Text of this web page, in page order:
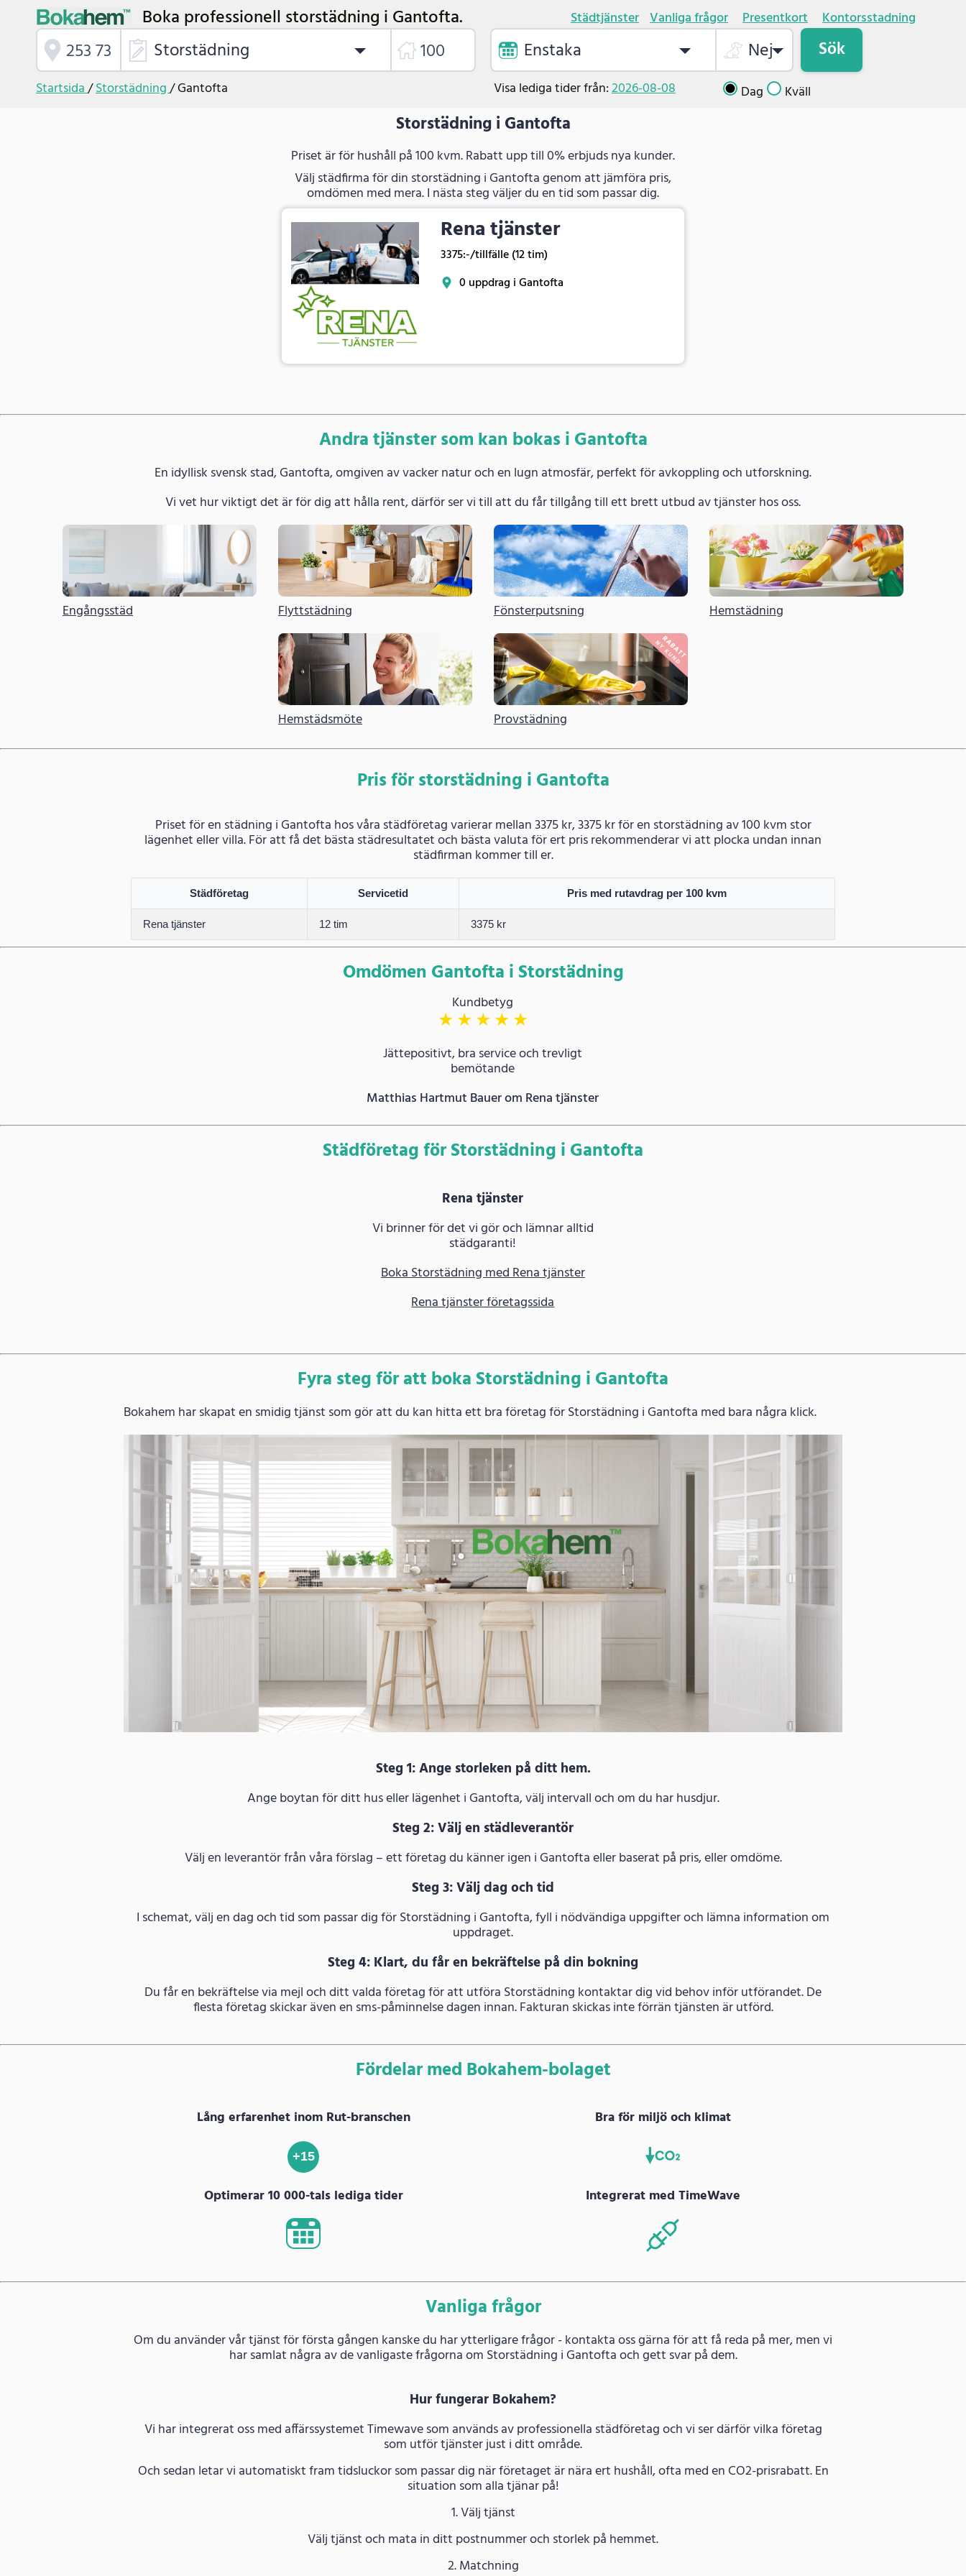
Boka professionell storstädning i Gantofta. Städtjänster Vanliga frågor Presentkort Kontorsstadning
Storstädning Enstaka Nej Sök
Startsida/Storstädning/Gantofta Visa lediga tider från:2026-08-08 Dag Kväll
Storstädning i Gantofta
Priset är för hushåll på 100 kvm. Rabatt upp till 0% erbjuds nya kunder.
Välj städfirma för din storstädning i Gantofta genom att jämföra pris,
omdömen med mera. I nästa steg väljer du en tid som passar dig.
Rena tjänster
3375:-/tillfälle (12 tim)
0 uppdrag i Gantofta
Andra tjänster som kan bokas i Gantofta
En idyllisk svensk stad, Gantofta, omgiven av vacker natur och en lugn atmosfär, perfekt för avkoppling och utforskning.
Vi vet hur viktigt det är för dig att hålla rent, därför ser vi till att du får tillgång till ett brett utbud av tjänster hos oss.
Engångsstäd Flyttstädning Fönsterputsning Hemstädning
Hemstädsmöte Provstädning
Pris för storstädning i Gantofta
Priset för en städning i Gantofta hos våra städföretag varierar mellan 3375 kr, 3375 kr för en storstädning av 100 kvm stor
lägenhet eller villa. För att få det bästa städresultatet och bästa valuta för ert pris rekommenderar vi att plocka undan innan
städfirman kommer till er.
Städföretag Servicetid Pris med rutavdrag per 100 kvm
Rena tjänster 12 tim 3375 kr
Omdömen Gantofta i Storstädning
Kundbetyg
★★★★★
Jättepositivt, bra service och trevligt
bemötande
Matthias Hartmut Bauer om Rena tjänster
Städföretag för Storstädning i Gantofta
Rena tjänster
Vi brinner för det vi gör och lämnar alltid
städgaranti!
Boka Storstädning med Rena tjänster
Rena tjänster företagssida
Fyra steg för att boka Storstädning i Gantofta
Bokahem har skapat en smidig tjänst som gör att du kan hitta ett bra företag för Storstädning i Gantofta med bara några klick.
Steg 1: Ange storleken på ditt hem.
Ange boytan för ditt hus eller lägenhet i Gantofta, välj intervall och om du har husdjur.
Steg 2: Välj en städleverantör
Välj en leverantör från våra förslag – ett företag du känner igen i Gantofta eller baserat på pris, eller omdöme.
Steg 3: Välj dag och tid
I schemat, välj en dag och tid som passar dig för Storstädning i Gantofta, fyll i nödvändiga uppgifter och lämna information om
uppdraget.
Steg 4: Klart, du får en bekräftelse på din bokning
Du får en bekräftelse via mejl och ditt valda företag för att utföra Storstädning kontaktar dig vid behov inför utförandet. De
flesta företag skickar även en sms-påminnelse dagen innan. Fakturan skickas inte förrän tjänsten är utförd.
Fördelar med Bokahem-bolaget
Lång erfarenhet inom Rut-branschen
+15
Bra för miljö och klimat
Optimerar 10 000-tals lediga tider Integrerat med TimeWave
Vanliga frågor
Om du använder vår tjänst för första gången kanske du har ytterligare frågor - kontakta oss gärna för att få reda på mer, men vi
har samlat några av de vanligaste frågorna om Storstädning i Gantofta och gett svar på dem.
Hur fungerar Bokahem?
Vi har integrerat oss med affärssystemet Timewave som används av professionella städföretag och vi ser därför vilka företag
som utför tjänster just i ditt område.
Och sedan letar vi automatiskt fram tidsluckor som passar dig när företaget är nära ert hushåll, ofta med en CO2-prisrabatt. En
situation som alla tjänar på!
1. Välj tjänst
Välj tjänst och mata in ditt postnummer och storlek på hemmet.
2. Matchning